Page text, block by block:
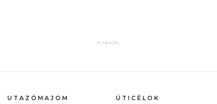
UTAZÓMAJOM ÚTICÉLOK